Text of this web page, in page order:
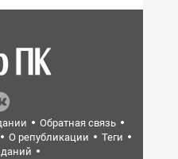
Обратная связь
О републикации
Теги